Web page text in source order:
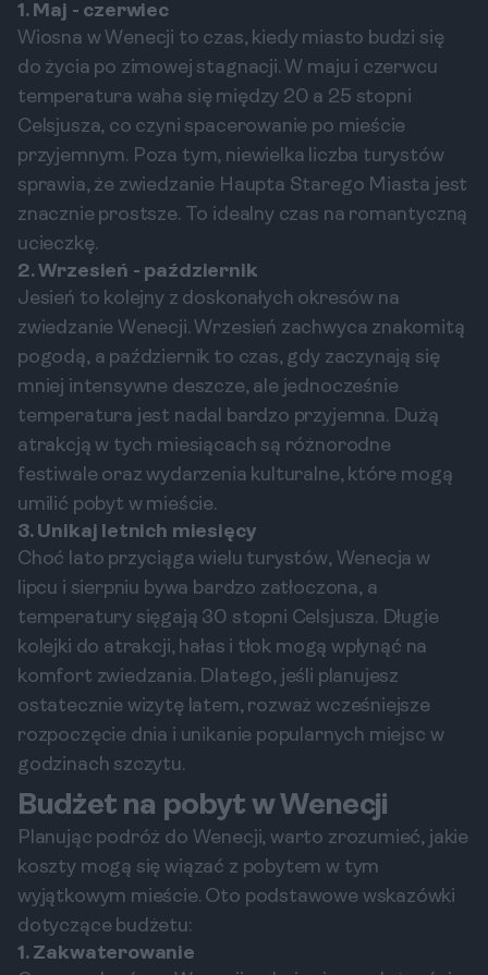
1. Maj - czerwiec
Wiosna w Wenecji to czas, kiedy miasto budzi się
do życia po zimowej stagnacji. W maju i czerwcu
temperatura waha się między 20 a 25 stopni
Celsjusza, co czyni spacerowanie po mieście
przyjemnym. Poza tym, niewielka liczba turystów
sprawia, że zwiedzanie Haupta Starego Miasta jest
znacznie prostsze. To idealny czas na romantyczną
ucieczkę.
2. Wrzesień - październik
Jesień to kolejny z doskonałych okresów na
zwiedzanie Wenecji. Wrzesień zachwyca znakomitą
pogodą, a październik to czas, gdy zaczynają się
mniej intensywne deszcze, ale jednocześnie
temperatura jest nadal bardzo przyjemna. Dużą
atrakcją w tych miesiącach są różnorodne
festiwale oraz wydarzenia kulturalne, które mogą
umilić pobyt w mieście.
3. Unikaj letnich miesięcy
Choć lato przyciąga wielu turystów, Wenecja w
lipcu i sierpniu bywa bardzo zatłoczona, a
temperatury sięgają 30 stopni Celsjusza. Długie
kolejki do atrakcji, hałas i tłok mogą wpłynąć na
komfort zwiedzania. Dlatego, jeśli planujesz
ostatecznie wizytę latem, rozważ wcześniejsze
rozpoczęcie dnia i unikanie popularnych miejsc w
godzinach szczytu.
Budżet na pobyt w Wenecji
Planując podróż do Wenecji, warto zrozumieć, jakie
koszty mogą się wiązać z pobytem w tym
wyjątkowym mieście. Oto podstawowe wskazówki
dotyczące budżetu:
1. Zakwaterowanie